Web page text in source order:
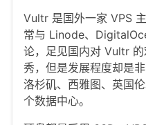
Vultr 是国外一家 VPS
常与 Linode、
论，足见国内对 Vultr
秀，但是发展程度却是
洛杉矶、西雅图、英国
个数据中心。